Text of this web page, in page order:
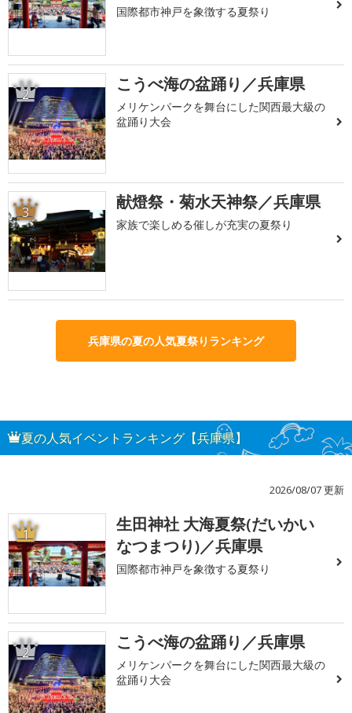
国際都市神戸を象徴する夏祭り
2 こうべ海の盆踊り／兵庫県
メリケンパークを舞台にした関西最大級の
盆踊り大会
3 献燈祭・菊水天神祭／兵庫県
家族で楽しめる催しが充実の夏祭り
兵庫県の夏の人気夏祭りランキング
夏の人気イベントランキング【兵庫県】
2026/08/07 更新
1
生田神社 大海夏祭(だいかい
なつまつり)／兵庫県
国際都市神戸を象徴する夏祭り
2 こうべ海の盆踊り／兵庫県
メリケンパークを舞台にした関西最大級の
盆踊り大会